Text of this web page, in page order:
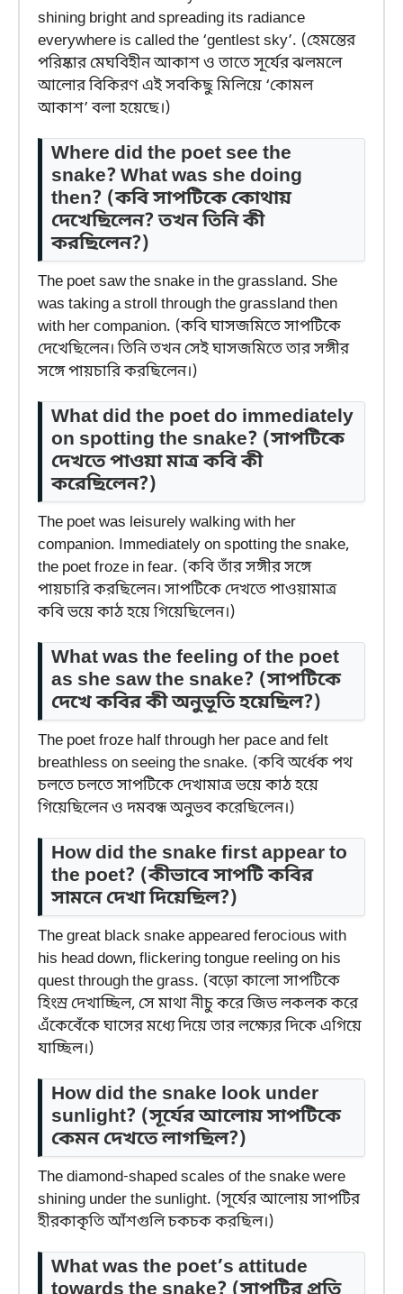
shining bright and spreading its radiance
everywhere is called the ‘gentlest sky’. (হেমন্তের
পরিষ্কার মেঘবিহীন আকাশ ও তাতে সূর্যের ঝলমলে
আলোর বিকিরণ এই সবকিছু মিলিয়ে ‘কোমল
আকাশ’ বলা হয়েছে।)
Where did the poet see the
snake? What was she doing
then? (কবি সাপটিকে কোথায়
দেখেছিলেন? তখন তিনি কী
করছিলেন?)
The poet saw the snake in the grassland. She
was taking a stroll through the grassland then
with her companion. (কবি ঘাসজমিতে সাপটিকে
দেখেছিলেন। তিনি তখন সেই ঘাসজমিতে তার সঙ্গীর
সঙ্গে পায়চারি করছিলেন।)
What did the poet do immediately
on spotting the snake? (সাপটিকে
দেখতে পাওয়া মাত্র কবি কী
করেছিলেন?)
The poet was leisurely walking with her
companion. Immediately on spotting the snake,
the poet froze in fear. (কবি তাঁর সঙ্গীর সঙ্গে
পায়চারি করছিলেন। সাপটিকে দেখতে পাওয়ামাত্র
কবি ভয়ে কাঠ হয়ে গিয়েছিলেন।)
What was the feeling of the poet
as she saw the snake? (সাপটিকে
দেখে কবির কী অনুভূতি হয়েছিল?)
The poet froze half through her pace and felt
breathless on seeing the snake. (কবি অর্ধেক পথ
চলতে চলতে সাপটিকে দেখামাত্র ভয়ে কাঠ হয়ে
গিয়েছিলেন ও দমবন্ধ অনুভব করেছিলেন।)
How did the snake first appear to
the poet? (কীভাবে সাপটি কবির
সামনে দেখা দিয়েছিল?)
The great black snake appeared ferocious with
his head down, flickering tongue reeling on his
quest through the grass. (বড়ো কালো সাপটিকে
হিংস্র দেখাচ্ছিল, সে মাথা নীচু করে জিভ লকলক করে
এঁকেবেঁকে ঘাসের মধ্যে দিয়ে তার লক্ষ্যের দিকে এগিয়ে
যাচ্ছিল।)
How did the snake look under
sunlight? (সূর্যের আলোয় সাপটিকে
কেমন দেখতে লাগছিল?)
The diamond-shaped scales of the snake were
shining under the sunlight. (সূর্যের আলোয় সাপটির
হীরকাকৃতি আঁশগুলি চকচক করছিল।)
What was the poet’s attitude